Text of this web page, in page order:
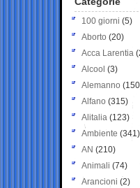
100 giorni (5)
Aborto (20)
Acca Larentia
Alcool (3)
Alemanno
Alfano (315)
Alitalia (123)
Ambiente (341)
AN (210)
Animali (74)
Arancioni (2)